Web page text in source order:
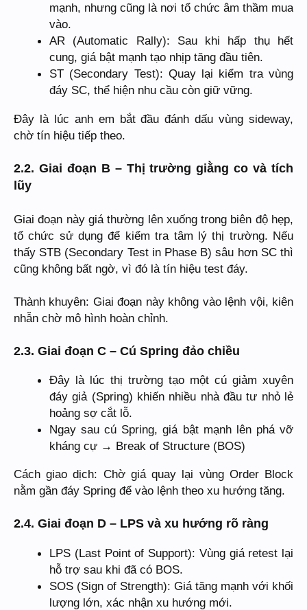
mạnh, nhưng cũng là nơi tổ chức âm thầm mua
vào.
AR (Automatic Rally): Sau khi hấp thụ hết
cung, giá bật mạnh tạo nhịp tăng đầu tiên.
ST (Secondary Test): Quay lại kiểm tra vùng
đáy SC, thể hiện nhu cầu còn giữ vững.
Đây là lúc anh em bắt đầu đánh dấu vùng sideway,
chờ tín hiệu tiếp theo.
2.2. Giai đoạn B – Thị trường giằng co và tích
lũy
Giai đoạn này giá thường lên xuống trong biên độ hẹp,
tổ chức sử dụng để kiểm tra tâm lý thị trường. Nếu
thấy STB (Secondary Test in Phase B) sâu hơn SC thì
cũng không bất ngờ, vì đó là tín hiệu test đáy.
Thành khuyên: Giai đoạn này không vào lệnh vội, kiên
nhẫn chờ mô hình hoàn chỉnh.
2.3. Giai đoạn C – Cú Spring đảo chiều
Đây là lúc thị trường tạo một cú giảm xuyên
đáy giả (Spring) khiến nhiều nhà đầu tư nhỏ lẻ
hoảng sợ cắt lỗ.
Ngay sau cú Spring, giá bật mạnh lên phá vỡ
kháng cự → Break of Structure (BOS)
Cách giao dịch: Chờ giá quay lại vùng Order Block
nằm gần đáy Spring để vào lệnh theo xu hướng tăng.
2.4. Giai đoạn D – LPS và xu hướng rõ ràng
LPS (Last Point of Support): Vùng giá retest lại
hỗ trợ sau khi đã có BOS.
SOS (Sign of Strength): Giá tăng mạnh với khối
lượng lớn, xác nhận xu hướng mới.